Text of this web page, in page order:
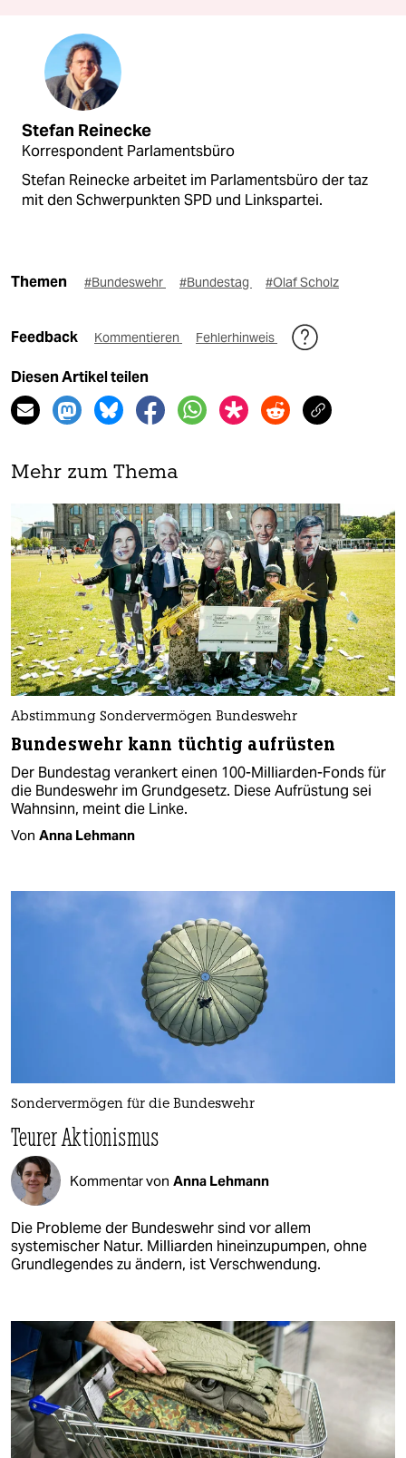
Stefan Reinecke
Korrespondent Parlamentsbüro
Stefan Reinecke arbeitet im Parlamentsbüro der taz
mit den Schwerpunkten SPD und Linkspartei.
Themen #Bundeswehr #Bundestag #Olaf Scholz
Feedback Kommentieren Fehlerhinweis
Diesen Artikel teilen
Mehr zum Thema
Abstimmung Sondervermögen Bundeswehr
Bundeswehr kann tüchtig aufrüsten
Der Bundestag verankert einen 100-Milliarden-Fonds für
die Bundeswehr im Grundgesetz. Diese Aufrüstung sei
Wahnsinn, meint die Linke.
Von Anna Lehmann
Sondervermögen für die Bundeswehr
Teurer Aktionismus
Kommentar von Anna Lehmann
Die Probleme der Bundeswehr sind vor allem
systemischer Natur. Milliarden hineinzupumpen, ohne
Grundlegendes zu ändern, ist Verschwendung.